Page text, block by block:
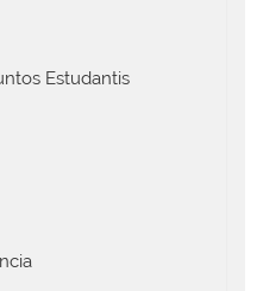
Estudantis